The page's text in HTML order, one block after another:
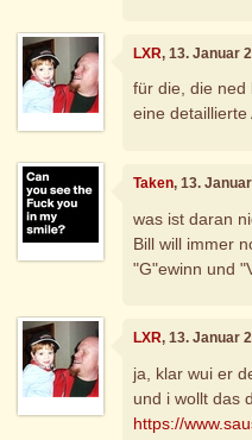
LXR, 13. Januar
für die, die ned
eine
Taken, 13.
was ist daran
Bill will immer
"G"ewinn und
LXR, 13. Januar
ja, klar wui er
und i wollt das
https://